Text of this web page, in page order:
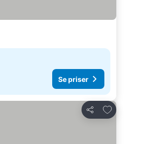
Se priser
Del
Legg til i favoritter